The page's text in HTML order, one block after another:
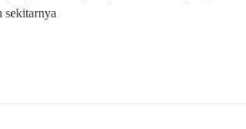
sekitarnya